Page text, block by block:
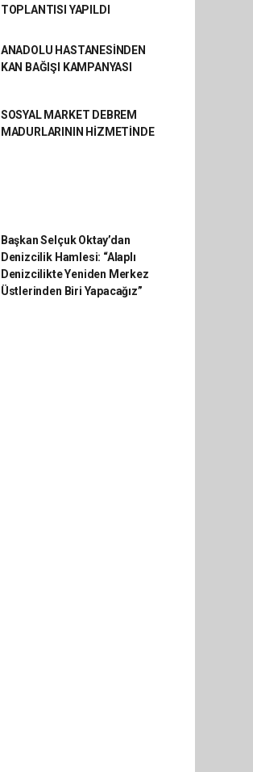
TOPLANTISI YAPILDI
ANADOLU HASTANESİNDEN
KAN BAĞIŞI KAMPANYASI
SOSYAL MARKET DEBREM
MADURLARININ HİZMETİNDE
Başkan Selçuk Oktay’dan
Denizcilik Hamlesi: “Alaplı
Denizcilikte Yeniden Merkez
Üstlerinden Biri Yapacağız”